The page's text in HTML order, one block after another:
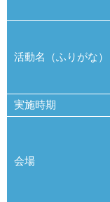
活動名（ふりがな）
実施時期
会場